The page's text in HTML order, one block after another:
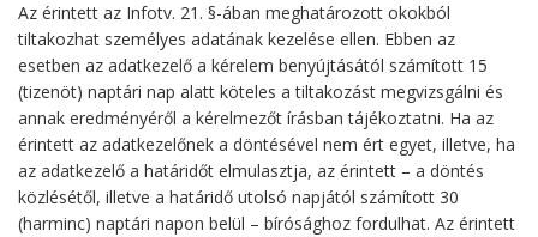
Az érintett az Infotv. 21. §-ában meghatározott okokból
tiltakozhat személyes adatának kezelése ellen. Ebben az
esetben az adatkezelő a kérelem benyújtásától számított 15
(tizenöt) naptári nap alatt köteles a tiltakozást megvizsgálni és
annak eredményéről a kérelmezőt írásban tájékoztatni. Ha az
érintett az adatkezelőnek a döntésével nem ért egyet, illetve, ha
az adatkezelő a határidőt elmulasztja, az érintett – a döntés
közlésétől, illetve a határidő utolsó napjától számított 30
(harminc) naptári napon belül – bírósághoz fordulhat. Az érintett